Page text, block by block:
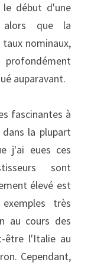
début d'une
alors que la
nominaux,
auparavant.
fascinantes à
la plupart
j'ai eues ces
sont
élevé est
très
au cours des
être l'Italie au
Cependant,